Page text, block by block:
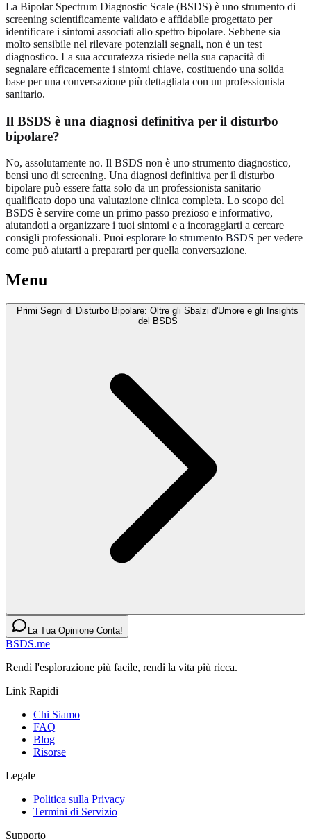
La Bipolar Spectrum Diagnostic Scale (BSDS) è uno strumento di
screening scientificamente validato e affidabile progettato per
identificare i sintomi associati allo spettro bipolare. Sebbene sia
molto sensibile nel rilevare potenziali segnali, non è un test
diagnostico. La sua accuratezza risiede nella sua capacità di
segnalare efficacemente i sintomi chiave, costituendo una solida
base per una conversazione più dettagliata con un professionista
sanitario.
Il BSDS è una diagnosi definitiva per il disturbo
bipolare?
No, assolutamente no. Il BSDS non è uno strumento diagnostico,
bensì uno di screening. Una diagnosi definitiva per il disturbo
bipolare può essere fatta solo da un professionista sanitario
qualificato dopo una valutazione clinica completa. Lo scopo del
BSDS è servire come un primo passo prezioso e informativo,
aiutandoti a organizzare i tuoi sintomi e a incoraggiarti a cercare
consigli professionali. Puoi esplorare lo strumento BSDS per vedere
come può aiutarti a prepararti per quella conversazione.
Menu
Primi Segni di Disturbo Bipolare: Oltre gli Sbalzi d'Umore e gli Insights
del BSDS
La Tua Opinione Conta!
BSDS.me
Rendi l'esplorazione più facile, rendi la vita più ricca.
Link Rapidi
Chi Siamo
FAQ
Blog
Risorse
Legale
Politica sulla Privacy
Termini di Servizio
Supporto